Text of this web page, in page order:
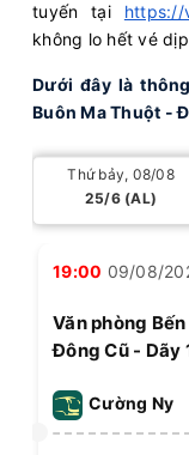
tuyến tại https://
không lo hết vé
Dưới đây là
Buôn Ma Thuột -
Thứ bảy, 08/08
25/6 (AL)
19:00 09/08/
Văn phòng
Đông Cũ - Dãy
Cường Ny